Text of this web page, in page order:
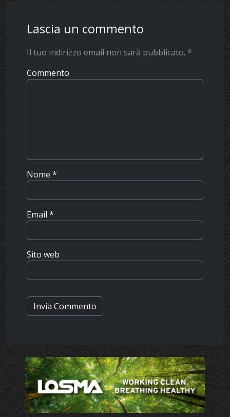
Lascia un commento
Il tuo indirizzo email non sarà pubblicato. *
Commento
Nome *
Email *
Sito web